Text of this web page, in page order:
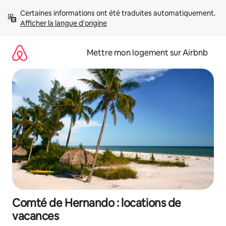
directement
Afficher la langue d'origine
Mettre mon logement sur Airbnb
Comté de Hernando : locations de
vacances